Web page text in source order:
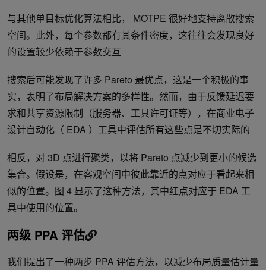
与其他单目标优化算法相比， MOTPE 很好地支持离散搜索
空间。此外，每个参数都有其条件密度，这往往会发现良好
的设置较少依赖于参数交互
搜索后可能发现了许多 Pareto 最优点，这是一个积极的事
实，表明了布局解决方案的多样性。然而，由于反馈延迟要
求和共享资源限制（服务器、工具许可证等），在商业电子
设计自动化（ EDA ）工具中评估所有这些点是不切实际的
相反，对 3D 点进行聚类，以将 Pareto 点减少到更小的候选
集合。假设是，在客观空间中彼此靠近的点对应于看起来相
似的位置。图 4 显示了这种方法，其中红点对应于 EDA 工
具中使用的位置。
两级 PPA 评估
我们提出了一种两步 PPA 评估方法，以减少布局质量估计量